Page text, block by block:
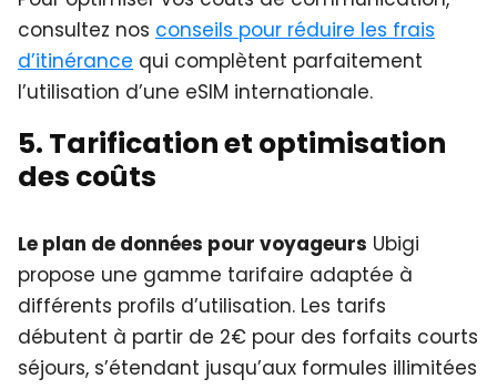
consultez nos conseils pour réduire les frais
d’itinérance qui complètent parfaitement
l’utilisation d’une eSIM internationale.
5. Tarification et optimisation
des coûts
Le plan de données pour voyageurs Ubigi
propose une gamme tarifaire adaptée à
différents profils d’utilisation. Les tarifs
débutent à partir de 2€ pour des forfaits courts
séjours, s’étendant jusqu’aux formules illimitées